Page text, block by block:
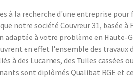
à la recherche d'une entreprise
que notre société Couvreur 31, basée
adaptée à votre problème en Haute-
en effet l'ensemble des
à des Lucarnes, des Tuiles cassées
sont diplômés Qualibat RGE et